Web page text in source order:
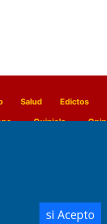
Salud Edictos
Quiniela
si Acepto